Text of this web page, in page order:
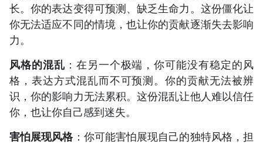
长。你的表达变得可预测、缺乏生命力。这份僵化让
你无法适应不同的情境，也让你的贡献逐渐失去影响
力。
风格的混乱：在另一个极端，你可能没有稳定的风
格，表达方式混乱而不可预测。你的贡献无法被辨
识，你的影响力无法累积。这份混乱让他人难以信任
你，也让你自己感到迷失。
害怕展现风格：你可能害怕展现自己的独特风格，担